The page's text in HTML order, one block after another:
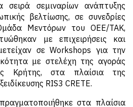
σεμιναρίων ανάπτυξης
βελτίωσης, σε συνεδρίες
Μεντόρων του ΟΕΕ/ΤΑΚ,
με επιχειρήσεις και
σε Workshops για την
με στελέχη της αγοράς
Κρήτης, στα πλαίσια της
RIS3 CRETE.
στα πλαίσια